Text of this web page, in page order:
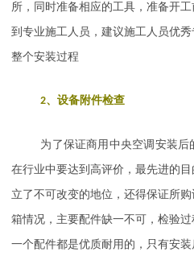
所，同时准备相应的工具，准备开
到专业施工人员，建议施工人员优
整个安装过程
2、设备附件检查
为了保证商用中央空调安装后
在行业中要达到高评价，最先进的
立了不可改变的地位，还得保证所
箱情况，主要配件缺一不可，检验
一个配件都是优质耐用的，只有安装